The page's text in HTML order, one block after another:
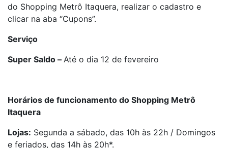
do Shopping Metrô Itaquera, realizar o cadastro e
clicar na aba “Cupons”.
Serviço
Super Saldo – Até o dia 12 de fevereiro
Horários de funcionamento do Shopping Metrô
Itaquera
Lojas: Segunda a sábado, das 10h às 22h / Domingos
e feriados, das 14h às 20h*.